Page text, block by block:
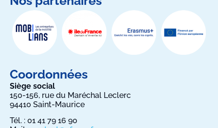
Coordonnées
Siège social
150-156, rue du Maréchal Leclerc
94410 Saint-Maurice
Tél. : 01 41 79 16 90